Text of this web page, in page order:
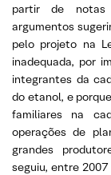
partir de notas
argumentos
pelo projeto na
inadequada, por
integrantes da
do etanol, e
familiares na
operações de
grandes
seguiu, entre